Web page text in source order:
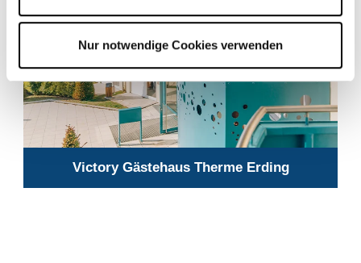
Nur notwendige Cookies verwenden
Victory Gästehaus Therme Erding